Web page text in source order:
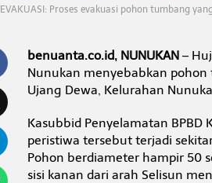
t
k
s
e
J
l
a
n
EVAKUASI: Proses evakuasi pohon tumbang
benuanta.co.id, NUNUKAN–
Nunukan menyebabkan
Ujang Dewa, Kelurahan
Kasubbid Penyelamatan
peristiwa tersebut terjadi
Pohon berdiameter hampir 50
sisi kanan dari arah Selisun